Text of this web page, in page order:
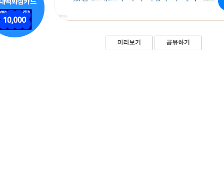
미리보기 공유하기